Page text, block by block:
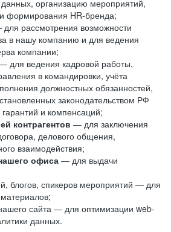
данных, организацию мероприятий,
формирования HR-бренда;
рассмотрения возможности
в нашу компанию и для ведения
компании;
для ведения кадровой работы,
в командировки, учёта
должностных обязанностей,
законодательством РФ
и компенсаций;
контрагентов — для заключения
делового общения,
взаимодействия;
офиса — для выдачи
блогов, спикеров мероприятий — для
сайта — для оптимизации web-
данных.